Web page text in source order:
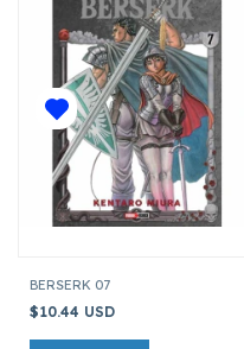
BERSERK 07
$10.44 USD